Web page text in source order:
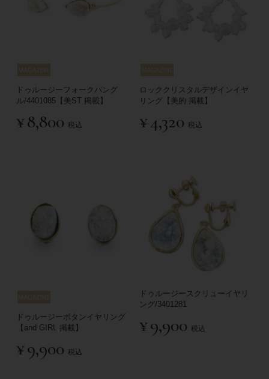
ドゥルージーフォークバング
ル/4401085【美ST 掲載】
¥8,800 税込
ロッククリスタルデザインイヤ
リング【美的 掲載】
¥4,320 税込
ドゥルージーボタンイヤリング
【and GIRL 掲載】
¥9,900 税込
ドゥルージースクリューイヤリ
ング/3401281
¥9,900 税込